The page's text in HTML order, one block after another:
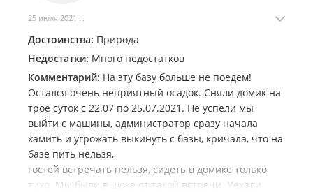
25 июля 2021 г.
Достоинства: Природа
Недостатки: Много недостатков
Комментарий: На эту базу больше не поедем!
Остался очень неприятный осадок. Сняли домик на
трое суток с 22.07 по 25.07.2021. Не успели мы
выйти с машины, администратор сразу начала
хамить и угрожать выкинуть с базы, кричала, что на
базе пить нельзя,
гостей встречать нельзя, сидеть в домике только
тихо. Мы были в шоке от такой встречи. Уехали